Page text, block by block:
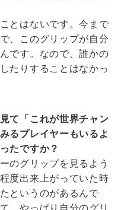
とはないです。今まで
、このグリップが自分
です。なので、誰かの
たりすることはなかっ
て「これが世界チャン
るプレイヤーもいるよ
たですか？
のグリップを見るよう
度出来上がっていた時
というのがあるんで
、やっぱり自分のグリ